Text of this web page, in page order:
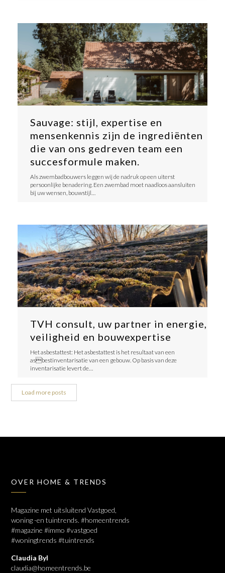
Sauvage: stijl, expertise en
mensenkennis zijn de ingrediënten
die van ons gedreven team een
succesformule maken.
Als zwembadbouwers leggen wij de nadruk op een uiterst
persoonlijke benadering. Een zwembad moet naadloos aansluiten
bij uw wensen, bouwstijl…
TVH consult, uw partner in energie,
veiligheid en bouwexpertise
Het asbestattest: Het asbestattest is het resultaat van een
asbestinventarisatie van een gebouw. Op basis van deze
inventarisatie levert de…
Load more posts
OVER HOME & TRENDS
Magazine met uitsluitend Vastgoed,
woning -en tuintrends. #homeentrends
#magazine #immo #vastgoed
#woningtrends #tuintrends
Claudia Byl
claudia@homeentrends.be